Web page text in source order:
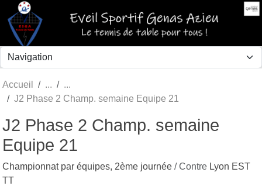
Accueil
J2 Phase 2 Champ. semaine Equipe 21
J2 Phase 2 Champ. semaine
Equipe 21
Championnat par équipes, 2ème journée / Contre Lyon EST
TT
Panneau de gestion des cookies